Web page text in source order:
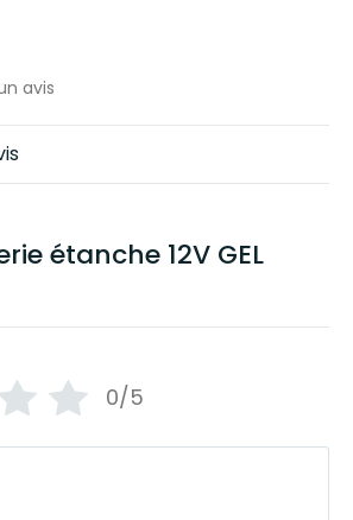
avis
étanche 12V GEL
0/5